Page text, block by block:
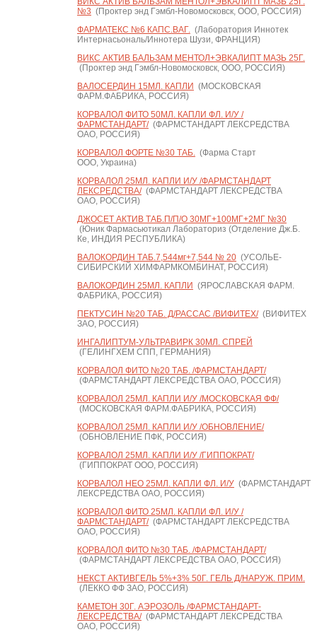
№3 (Проктер энд Гэмбл-Новомосковск, ООО, РОССИЯ)
ФАРМАТЕКС №6 КАПС.ВАГ.(Лаборатория Иннотек
Интернасьональ/Иннотера Шузи, ФРАНЦИЯ)
ВИКС АКТИВ БАЛЬЗАМ МЕНТОЛ+ЭВКАЛИПТ МАЗЬ 25Г.
(Проктер энд Гэмбл-Новомосковск, ООО, РОССИЯ)
ВАЛОСЕРДИН 15МЛ. КАПЛИ (МОСКОВСКАЯ
ФАРМ.ФАБРИКА, РОССИЯ)
КОРВАЛОЛ ФИТО 50МЛ. КАПЛИ ФЛ. И/У /
ФАРМСТАНДАРТ/(ФАРМСТАНДАРТ ЛЕКСРЕДСТВА
ОАО, РОССИЯ)
КОРВАЛОЛ ФОРТЕ №30 ТАБ.(Фарма Старт
ООО, Украина)
КОРВАЛОЛ 25МЛ. КАПЛИ И/У /ФАРМСТАНДАРТ
ЛЕКСРЕДСТВА/(ФАРМСТАНДАРТ ЛЕКСРЕДСТВА
ОАО, РОССИЯ)
ДЖОСЕТ АКТИВ ТАБ.П/П/О 30МГ+100МГ+2МГ №30
(Юник Фармасьютикал Лабораториз (Отделение Дж.Б.
Ке, ИНДИЯ РЕСПУБЛИКА)
ВАЛОКОРДИН ТАБ.7,544мг+7,544 № 20(УСОЛЬЕ-
СИБИРСКИЙ ХИМФАРМКОМБИНАТ, РОССИЯ)
ВАЛОКОРДИН 25МЛ. КАПЛИ (ЯРОСЛАВСКАЯ ФАРМ.
ФАБРИКА, РОССИЯ)
ПЕКТУСИН №20 ТАБ. Д/РАССАС /ВИФИТЕХ/(ВИФИТЕХ
ЗАО, РОССИЯ)
ИНГАЛИПТУМ-УЛЬТРАВИРК 30МЛ. СПРЕЙ
(ГЕЛИНГХЕМ СПП, ГЕРМАНИЯ)
КОРВАЛОЛ ФИТО №20 ТАБ. /ФАРМСТАНДАРТ/
(ФАРМСТАНДАРТ ЛЕКСРЕДСТВА ОАО, РОССИЯ)
КОРВАЛОЛ 25МЛ. КАПЛИ И/У /МОСКОВСКАЯ ФФ/
(МОСКОВСКАЯ ФАРМ.ФАБРИКА, РОССИЯ)
КОРВАЛОЛ 25МЛ. КАПЛИ И/У /ОБНОВЛЕНИЕ/
(ОБНОВЛЕНИЕ ПФК, РОССИЯ)
КОРВАЛОЛ 25МЛ. КАПЛИ И/У /ГИППОКРАТ/
(ГИППОКРАТ ООО, РОССИЯ)
КОРВАЛОЛ НЕО 25МЛ. КАПЛИ ФЛ. И/У(ФАРМСТАНДАРТ
ЛЕКСРЕДСТВА ОАО, РОССИЯ)
КОРВАЛОЛ ФИТО 25МЛ. КАПЛИ ФЛ. И/У /
ФАРМСТАНДАРТ/(ФАРМСТАНДАРТ ЛЕКСРЕДСТВА
ОАО, РОССИЯ)
КОРВАЛОЛ ФИТО №30 ТАБ. /ФАРМСТАНДАРТ/
(ФАРМСТАНДАРТ ЛЕКСРЕДСТВА ОАО, РОССИЯ)
НЕКСТ АКТИВГЕЛЬ 5%+3% 50Г. ГЕЛЬ Д/НАРУЖ. ПРИМ.
(ЛЕККО ФФ ЗАО, РОССИЯ)
КАМЕТОН 30Г. АЭРОЗОЛЬ /ФАРМСТАНДАРТ-
ЛЕКСРЕДСТВА/(ФАРМСТАНДАРТ ЛЕКСРЕДСТВА
ОАО, РОССИЯ)